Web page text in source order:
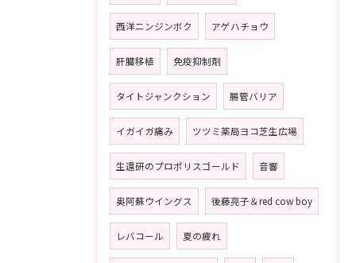
西洋ニンジンボク アゲハチョウ
肝臓移植 免疫抑制剤
タイトジャンクション 腸管バリア
イガイガ痛み ツツミ薬局ヨコ芝生広場
生還研のプロポリスゴールド 音響
奥阿蘇ウイングス 後藤亮子＆red cow boy
レバコール 夏の疲れ